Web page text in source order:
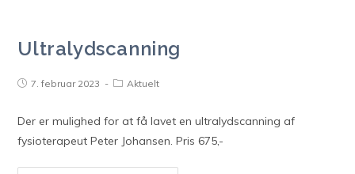
Ultralydscanning
7. februar 2023 Aktuelt
Der er mulighed for at få lavet en ultralydscanning af
fysioterapeut Peter Johansen. Pris 675,-